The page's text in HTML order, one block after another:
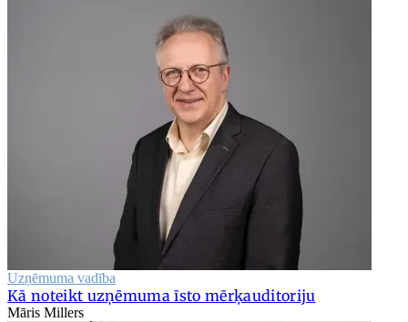
Uzņēmuma vadība
Kā noteikt uzņēmuma īsto mērķauditoriju
Māris Millers